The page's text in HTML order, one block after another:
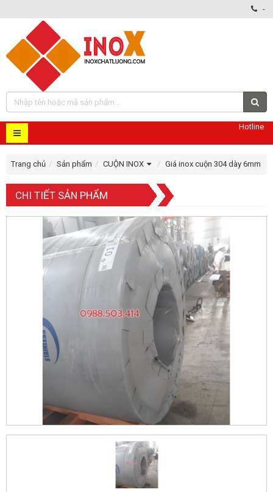
-
Hotline
Trang chủ Sản phẩm CUỘN INOX Giá inox cuộn 304 dày 6mm
CHI TIẾT SẢN PHẨM